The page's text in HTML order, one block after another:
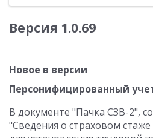
Версия 1.0.69
Новое в версии
Персонифицированный
В документе "Пачка СЗВ-2",
"Сведения о страховом